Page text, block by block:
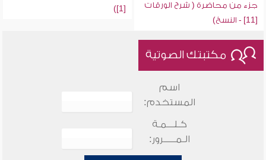
جزء من محاضرة ( شرح الورقات
[11] - النسخ)
[1])
مكتبتك الصوتية
اسم
المستخدم:
كـلـــمـة
الـمـــــرور: